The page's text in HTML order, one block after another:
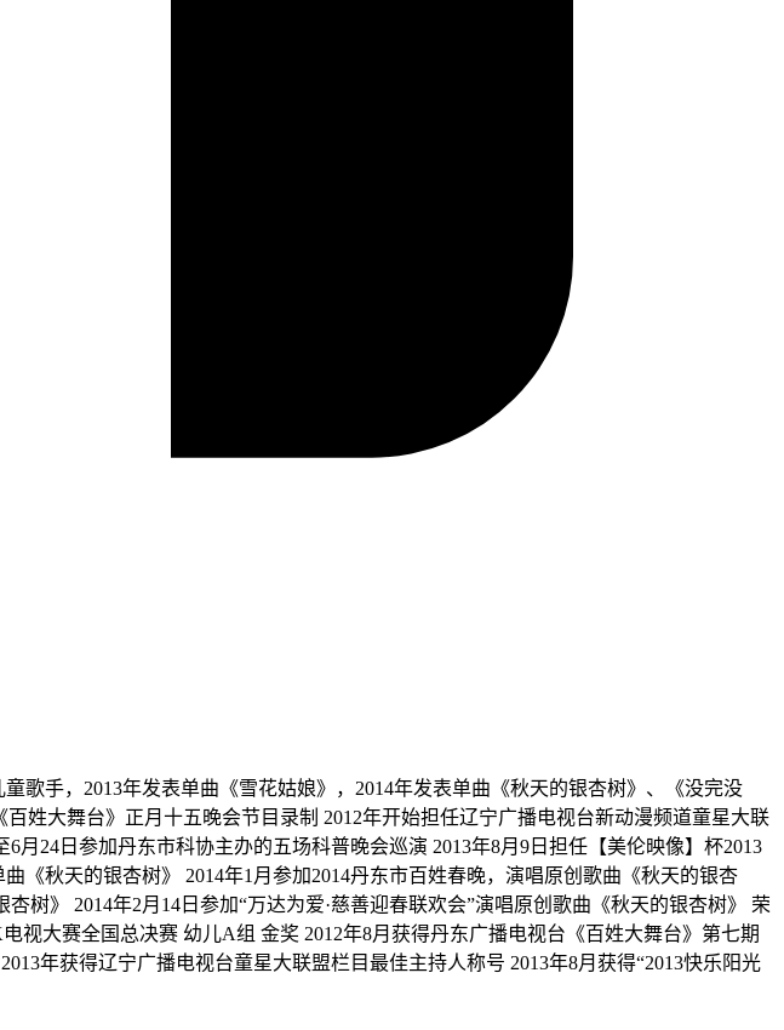
歌手，2013年发表单曲《雪花姑娘》，2014年发表单曲《秋天的银杏树》、《没完没
姓大舞台》正月十五晚会节目录制 2012年开始担任辽宁广播电视台新动漫频道童星大联
月24日参加丹东市科协主办的五场科普晚会巡演 2013年8月9日担任【美伦映像】杯2013
《秋天的银杏树》 2014年1月参加2014丹东市百姓春晚，演唱原创歌曲《秋天的银杏
树》 2014年2月14日参加“万达为爱·慈善迎春联欢会”演唱原创歌曲《秋天的银杏树》 荣
视大赛全国总决赛 幼儿A组 金奖 2012年8月获得丹东广播电视台《百姓大舞台》第七期
年获得辽宁广播电视台童星大联盟栏目最佳主持人称号 2013年8月获得“2013快乐阳光